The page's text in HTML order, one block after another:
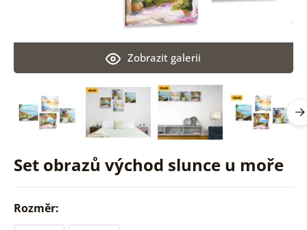
Set obrazů východ slunce u moře
Zobrazit galerii
Rozměr: